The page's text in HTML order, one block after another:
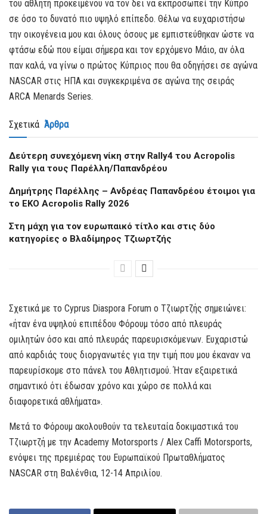
του αθλητή προκειμένου να τον δει να εκπροσωπεί την Κύπρο
σε όσο το δυνατό πιο υψηλό επίπεδο. Θέλω να ευχαριστήσω
την οικογένεια μου και όλους όσους με εμπιστεύθηκαν ώστε να
φτάσω εδώ που είμαι σήμερα και τον ερχόμενο Μάιο, αν όλα
παν καλά, να γίνω ο πρώτος Κύπριος που θα οδηγήσει σε αγώνα
NASCAR στις ΗΠΑ και συγκεκριμένα σε αγώνα της σειράς
ARCA Menards Series.
Σχετικά Άρθρα
Δεύτερη συνεχόμενη νίκη στην Rally4 του Acropolis
Rally για τους Παρέλλη/Παπανδρέου
Δημήτρης Παρέλλης – Ανδρέας Παπανδρέου έτοιμοι για
το EKO Acropolis Rally 2026
Στη μάχη για τον ευρωπαικό τίτλο και στις δύο
κατηγορίες ο Βλαδίμηρος Τζιωρτζής
Σχετικά με το Cyprus Diaspora Forum o Τζιωρτζής σημειώνει:
«ήταν ένα υψηλού επιπέδου Φόρουμ τόσο από πλευράς
ομιλητών όσο και από πλευράς παρευρισκόμενων. Ευχαριστώ
από καρδιάς τους διοργανωτές για την τιμή που μου έκαναν να
παρευρίσκομε στο πάνελ του Αθλητισμού. Ήταν εξαιρετικά
σημαντικό ότι έδωσαν χρόνο και χώρο σε πολλά και
διαφορετικά αθλήματα».
Μετά το Φόρουμ ακολουθούν τα τελευταία δοκιμαστικά του
Τζιωρτζή με την Academy Motorsports / Alex Caffi Motorsports,
ενόψει της πρεμιέρας του Ευρωπαϊκού Πρωταθλήματος
NASCAR στη Βαλένθια, 12-14 Απριλίου.